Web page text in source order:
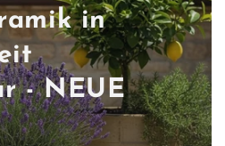
in
- NEUE